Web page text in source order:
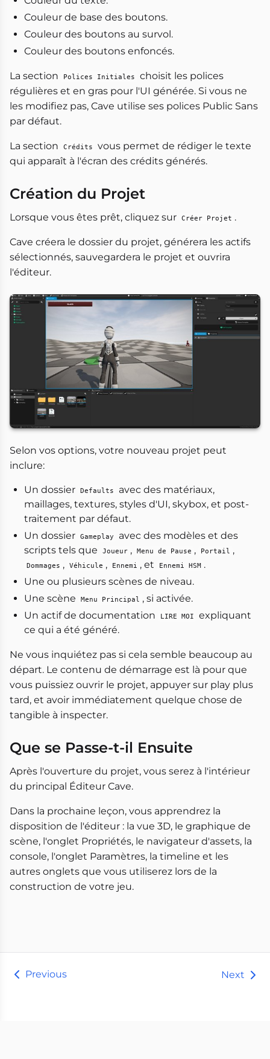
Couleur de base des boutons.
Couleur des boutons au survol.
Couleur des boutons enfoncés.
La section Polices Initiales
choisit les polices
régulières et en gras pour l'UI générée. Si vous ne
les modifiez pas, Cave utilise ses polices Public Sans
par défaut.
La section Crédits
vous permet de rédiger le texte
qui apparaît à l'écran des crédits générés.
Création du Projet
Lorsque vous êtes prêt, cliquez sur Créer Projet .
Cave créera le dossier du projet, générera les actifs
sélectionnés, sauvegardera le projet et ouvrira
l'éditeur.
Selon vos options, votre nouveau projet peut
inclure:
Un dossier Defaults
avec des matériaux,
maillages, textures, styles d'UI, skybox, et post-
traitement par défaut.
Un dossier Gameplay
avec des modèles et des
scripts tels que
Joueur , Menu de Pause , Portail ,
Dommages , Véhicule , Ennemi , et Ennemi HSM .
Une ou plusieurs scènes de niveau.
Une scène
Menu Principal , si activée.
Un actif de documentation
LIRE MOI
expliquant
ce qui a été généré.
Ne vous inquiétez pas si cela semble beaucoup au
départ. Le contenu de démarrage est là pour que
vous puissiez ouvrir le projet, appuyer sur play plus
tard, et avoir immédiatement quelque chose de
tangible à inspecter.
Que se Passe-t-il Ensuite
Après l'ouverture du projet, vous serez à l'intérieur
du principal Éditeur Cave.
Dans la prochaine leçon, vous apprendrez la
disposition de l'éditeur : la vue 3D, le graphique de
scène, l'onglet Propriétés, le navigateur d'assets, la
console, l'onglet Paramètres, la timeline et les
autres onglets que vous utiliserez lors de la
construction de votre jeu.
Previous Next